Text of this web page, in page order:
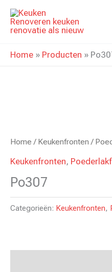
naar
inhoud
Home » Producten »
Home / Keukenfronten /
Keukenfronten,
Po307
Categorieën: Keukenfronten,